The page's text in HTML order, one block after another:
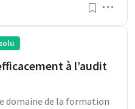
à l’audit
domaine de la formation